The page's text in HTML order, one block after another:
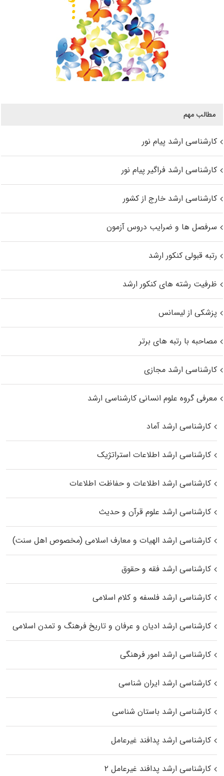
مطالب مهم
کارشناسی ارشد پیام نور
کارشناسی ارشد فراگیر پیام نور
کارشناسی ارشد خارج از کشور
سرفصل ها و ضرایب دروس آزمون
رتبه قبولی کنکور ارشد
ظرفیت رشته های کنکور ارشد
پزشکی از لیسانس
مصاحبه با رتبه های برتر
کارشناسی ارشد مجازی
معرفی گروه علوم انسانی کارشناسی ارشد
کارشناسی ارشد آماد
کارشناسی ارشد اطلاعات استراتژیک
کارشناسی ارشد اطلاعات و حفاظت اطلاعات
کارشناسی ارشد علوم قرآن و حدیث
کارشناسی ارشد الهیات و معارف اسلامی (مخصوص اهل سنت)
کارشناسی ارشد فقه و حقوق
کارشناسی ارشد فلسفه و کلام اسلامی
کارشناسی ارشد ادیان و عرفان و تاریخ فرهنگ و تمدن اسلامی
کارشناسی ارشد امور فرهنگی
کارشناسی ارشد ایران شناسی
کارشناسی ارشد باستان شناسی
کارشناسی ارشد پدافند غیرعامل
کارشناسی ارشد پدافند غیرعامل ۲